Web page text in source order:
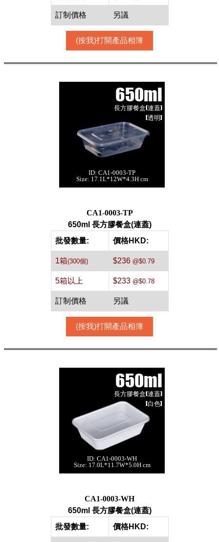
訂制價格 另議
(按我)打開產品相簿
650ml
長方膠餐盒(連蓋)
[透明]
ID: CA1-0003-TP
Size: 17.1L*12W*4.3H cm
650ml 長方膠餐盒
(連蓋)[透明,300個]
CA1-0003-TP
650ml 長方膠餐盒(連蓋)
批發數量:
價格HKD:
1箱(300個) $236@$0.79
5箱以上 $233@$0.78
訂制價格 另議
(按我)打開產品相簿
650ml
長方膠餐盒(連蓋)
[白色]
ID: CA1-0003-WH
Size: 17.0L*11.7W*5.0H cm
650ml 長方膠餐盒
(連蓋)[白色,300件]
CA1-0003-WH
650ml 長方膠餐盒(連蓋)
批發數量:
價格HKD: